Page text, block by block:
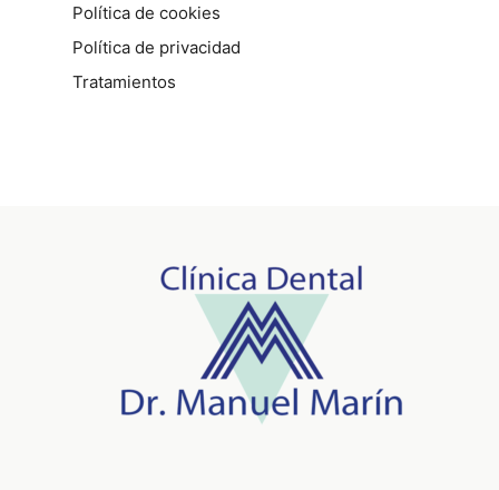
Política de cookies
Política de privacidad
Tratamientos